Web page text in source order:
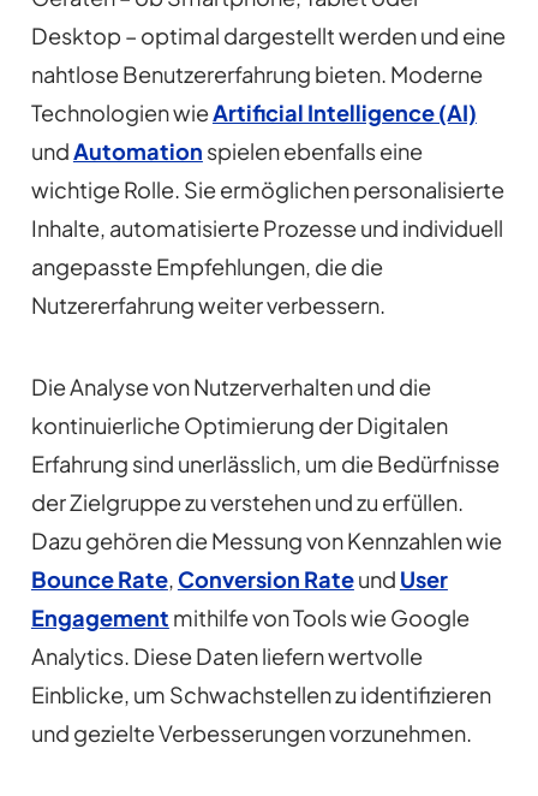
Desktop – optimal dargestellt werden und eine
nahtlose Benutzererfahrung bieten. Moderne
Technologien wieArtificial Intelligence (AI)
undAutomation spielen ebenfalls eine
wichtige Rolle. Sie ermöglichen personalisierte
Inhalte, automatisierte Prozesse und individuell
angepasste Empfehlungen, die die
Nutzererfahrung weiter verbessern.
Die Analyse von Nutzerverhalten und die
kontinuierliche Optimierung der Digitalen
Erfahrung sind unerlässlich, um die Bedürfnisse
der Zielgruppe zu verstehen und zu erfüllen.
Dazu gehören die Messung von Kennzahlen wie
Bounce Rate, Conversion Rateund User
Engagement mithilfe von Tools wie Google
Analytics. Diese Daten liefern wertvolle
Einblicke, um Schwachstellen zu identifizieren
und gezielte Verbesserungen vorzunehmen.